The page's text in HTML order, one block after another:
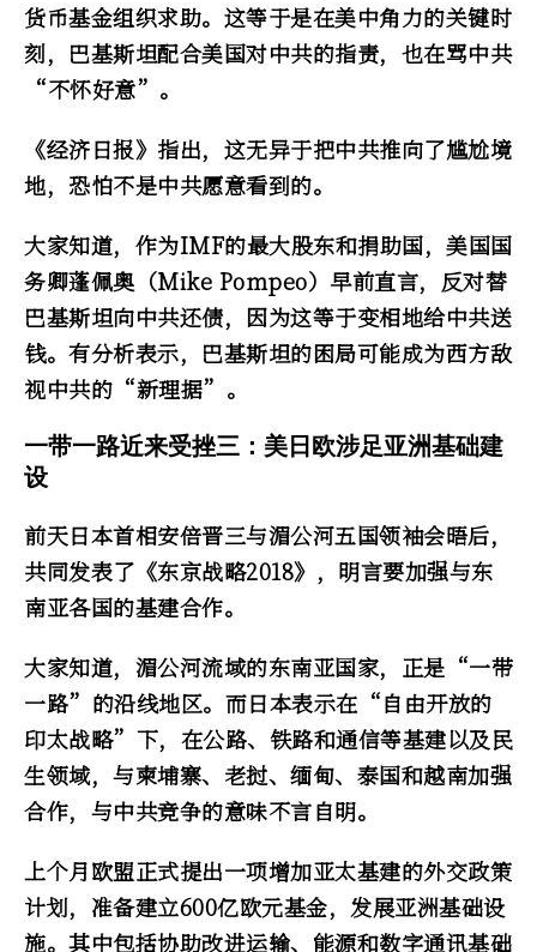
货币基金组织求助。这等于是在美中角力的关键时
刻，巴基斯坦配合美国对中共的指责，也在骂中共
“不怀好意”。
《经济日报》指出，这无异于把中共推向了尴尬境
地，恐怕不是中共愿意看到的。
大家知道，作为IMF的最大股东和捐助国，美国国
务卿蓬佩奥（Mike Pompeo）早前直言，反对替
巴基斯坦向中共还债，因为这等于变相地给中共送
钱。有分析表示，巴基斯坦的困局可能成为西方敌
视中共的“新理据”。
一带一路近来受挫三：美日欧涉足亚洲基础建
设
前天日本首相安倍晋三与湄公河五国领袖会晤后，
共同发表了《东京战略2018》，明言要加强与东
南亚各国的基建合作。
大家知道，湄公河流域的东南亚国家，正是“一带
一路”的沿线地区。而日本表示在“自由开放的
印太战略”下，在公路、铁路和通信等基建以及民
生领域，与柬埔寨、老挝、缅甸、泰国和越南加强
合作，与中共竞争的意味不言自明。
上个月欧盟正式提出一项增加亚太基建的外交政策
计划，准备建立600亿欧元基金，发展亚洲基础设
施。其中包括协助改进运输、能源和数字通讯基础